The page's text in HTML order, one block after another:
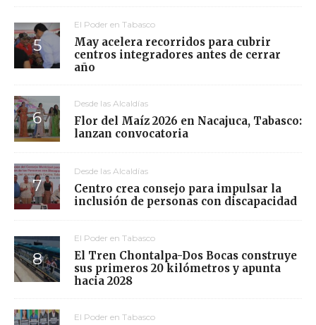
El Poder en Tabasco
May acelera recorridos para cubrir
centros integradores antes de cerrar
año
Desde las Alcaldías
Flor del Maíz 2026 en Nacajuca, Tabasco:
lanzan convocatoria
Desde las Alcaldías
Centro crea consejo para impulsar la
inclusión de personas con discapacidad
El Poder en Tabasco
El Tren Chontalpa-Dos Bocas construye
sus primeros 20 kilómetros y apunta
hacia 2028
El Poder en Tabasco